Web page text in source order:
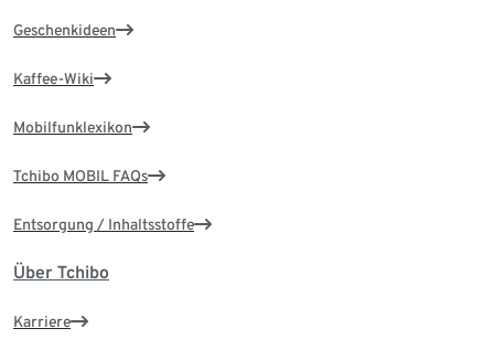
Geschenkideen
Kaffee-Wiki
Mobilfunklexikon
Tchibo MOBIL FAQs
Entsorgung / Inhaltsstoffe
Über Tchibo
Karriere